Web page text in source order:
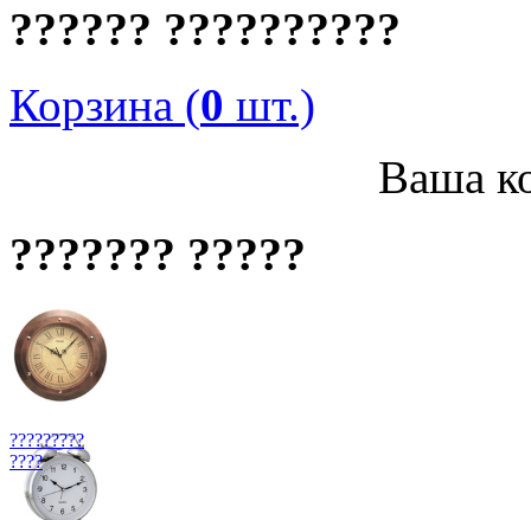
?????? ??????????
Корзина (0 шт.)
Ваша
??????? ?????
?????????
????